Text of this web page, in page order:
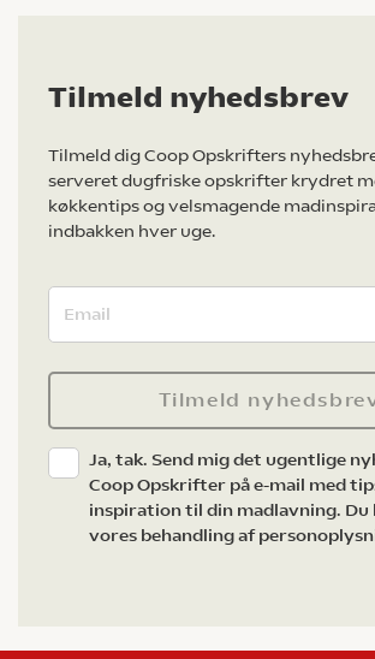
Tilmeld nyhedsbrev
Tilmeld dig Coop Opskrifters
serveret dugfriske opskrifter krydret
køkkentips og velsmagende
indbakken hver uge.
Tilmeld
Ja, tak. Send mig det ugentlige
Coop Opskrifter på e-mail med
inspiration til din madlavning. Du
vores behandling af